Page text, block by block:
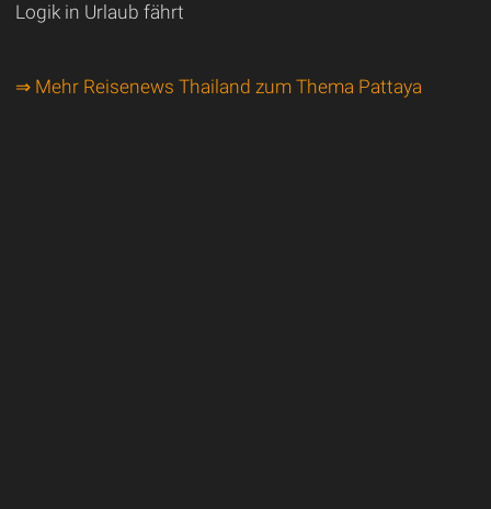
Logik in Urlaub fährt
⇒ Mehr Reisenews Thailand zum Thema Pattaya